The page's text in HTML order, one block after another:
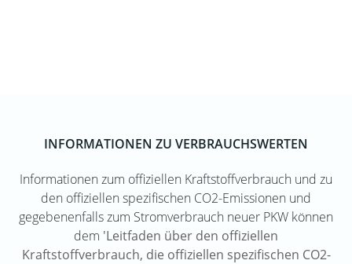
INFORMATIONEN ZU VERBRAUCHSWERTEN
Informationen zum offiziellen Kraftstoffverbrauch und zu
den offiziellen spezifischen CO2-Emissionen und
gegebenenfalls zum Stromverbrauch neuer PKW können
dem 'Leitfaden über den offiziellen
Kraftstoffverbrauch, die offiziellen spezifischen CO2-